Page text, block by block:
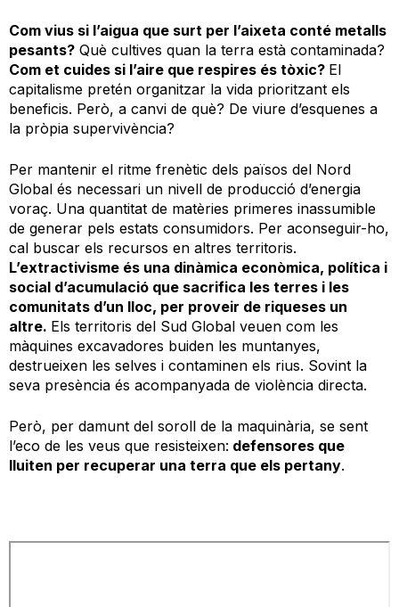
Com vius si l’aigua que surt per l’aixeta conté metalls
pesants? Què cultives quan la terra està contaminada?
Com et cuides si l’aire que respires és tòxic? El
capitalisme pretén organitzar la vida prioritzant els
beneficis. Però, a canvi de què? De viure d’esquenes a
la pròpia supervivència?
Per mantenir el ritme frenètic dels països del Nord
Global és necessari un nivell de producció d’energia
voraç. Una quantitat de matèries primeres inassumible
de generar pels estats consumidors. Per aconseguir-ho,
cal buscar els recursos en altres territoris.
L’extractivisme és una dinàmica econòmica, política i
social d’acumulació que sacrifica les terres i les
comunitats d’un lloc, per proveir de riqueses un
altre. Els territoris del Sud Global veuen com les
màquines excavadores buiden les muntanyes,
destrueixen les selves i contaminen els rius. Sovint la
seva presència és acompanyada de violència directa.
Però, per damunt del soroll de la maquinària, se sent
l’eco de les veus que resisteixen: defensores que
lluiten per recuperar una terra que els pertany.